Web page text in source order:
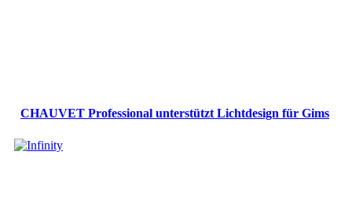
CHAUVET Professional unterstützt Lichtdesign für Gims